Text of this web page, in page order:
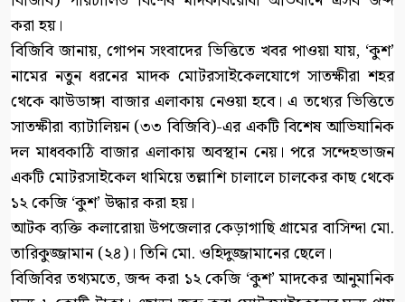
করা হয়।
বিজিবি জানায়, গোপন সংবাদের ভিত্তিতে খবর পাওয়া যায়, ‘কুশ’
নামের নতুন ধরনের মাদক মোটরসাইকেলযোগে সাতক্ষীরা শহর
থেকে ঝাউডাঙ্গা বাজার এলাকায় নেওয়া হবে। এ তথ্যের ভিত্তিতে
সাতক্ষীরা ব্যাটালিয়ন (৩৩ বিজিবি)-এর একটি বিশেষ আভিযানিক
দল মাধবকাঠি বাজার এলাকায় অবস্থান নেয়। পরে সন্দেহভাজন
একটি মোটরসাইকেল থামিয়ে তল্লাশি চালালে চালকের কাছ থেকে
১২ কেজি ‘কুশ’ উদ্ধার করা হয়।
আটক ব্যক্তি কলারোয়া উপজেলার কেড়াগাছি গ্রামের বাসিন্দা মো.
তারিকুজ্জামান (২৪)। তিনি মো. ওহিদুজ্জামানের ছেলে।
বিজিবির তথ্যমতে, জব্দ করা ১২ কেজি ‘কুশ’ মাদকের আনুমানিক